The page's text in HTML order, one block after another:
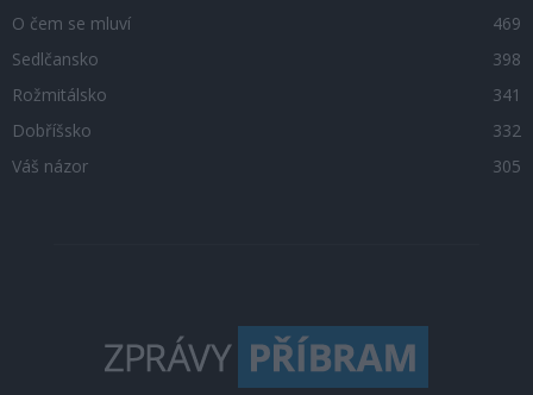
O čem se mluví
469
Sedlčansko
398
Rožmitálsko
341
Dobříšsko
332
Váš názor
305